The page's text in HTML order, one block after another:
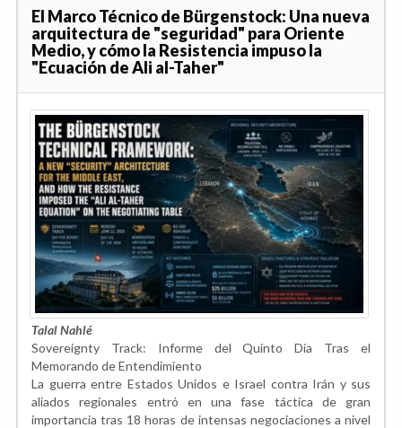
El Marco Técnico de Bürgenstock: Una nueva
arquitectura de "seguridad" para Oriente
Medio, y cómo la Resistencia impuso la
"Ecuación de Ali al-Taher"
Talal Nahlé
Sovereignty Track: Informe del Quinto Día Tras el
Memorando de Entendimiento
La guerra entre Estados Unidos e Israel contra Irán y sus
aliados regionales entró en una fase táctica de gran
importancia tras 18 horas de intensas negociaciones a nivel